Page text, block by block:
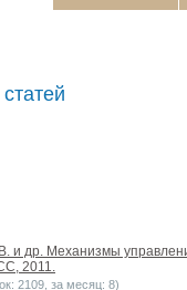
и др. Механизмы
2011.
2109, за месяц: 8)